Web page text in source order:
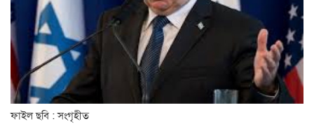
ফাইল ছবি : সংগৃহীত